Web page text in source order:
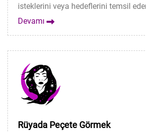
isteklerini veya hedeflerini temsil
Devamı
Rüyada Peçete Görmek